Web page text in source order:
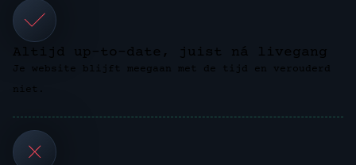
Altijd up-to-date, juist ná livegang
Je website blijft meegaan met de tijd en verouderd
niet.